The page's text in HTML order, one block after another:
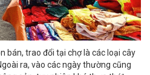
bán, trao đổi tại chợ là các loại cây
ra, vào các ngày thường cũng